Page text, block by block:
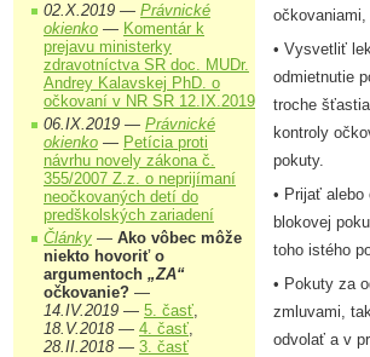
• Vysvetliť
odmietnutie
troche
kontroly
pokuty.
• Prijať
blokovej
toho istého
• Pokuty za
zmluvami,
odvolať a v
02.X.2019 — Právnické
okienko — Komentár k
prejavu ministerky
zdravotníctva SR doc. MUDr.
Andrey Kalavskej PhD. o
očkovaní v NR SR 12.IX.2019
06.IX.2019 — Právnické
okienko — Petícia proti
návrhu novely zákona č.
355/2007 Z.z. o neprijímaní
neočkovaných detí do
predškolských zariadení
Články — Ako vôbec môže
niekto hovoriť o
argumentoch „ZA“
očkovanie? —
14.IV.2019 — 5. časť,
18.V.2018 — 4. časť,
28.II.2018 — 3. časť